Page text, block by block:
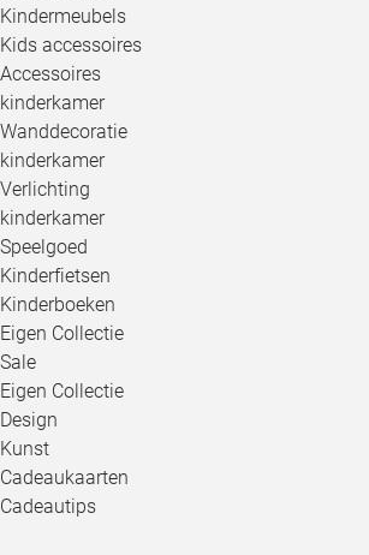
Kindermeubels
Kids accessoires
Accessoires
kinderkamer
Wanddecoratie
kinderkamer
Verlichting
kinderkamer
Speelgoed
Kinderfietsen
Kinderboeken
Eigen Collectie
Sale
Eigen Collectie
Design
Kunst
Cadeaukaarten
Cadeautips